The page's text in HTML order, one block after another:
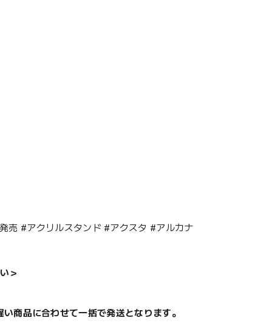
売 #アクリルスタンド #アクスタ #アルカナ
＞
商品に合わせて一括で発送となります。